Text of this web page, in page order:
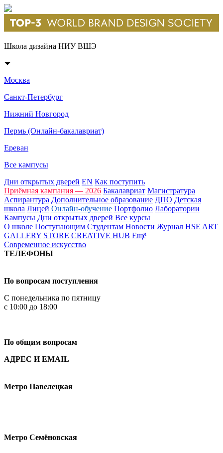
Школа дизайна НИУ ВШЭ
Москва
Санкт-Петербург
Нижний Новгород
Пермь (Онлайн-бакалавриат)
Ереван
Все кампусы
Дни открытых дверей EN Как поступить
Приёмная кампания — 2026 Бакалавриат Магистратура
Аспирантура Дополнительное образование ДПО Детская
школа Лицей Онлайн-обучение Портфолио Лаборатории
Кампусы Дни открытых дверей Все курсы
О школе Поступающим Студентам Новости Журнал HSE ART
GALLERY STORE CREATIVE HUB Ещё
Современное искусство
ТЕЛЕФОНЫ
По вопросам поступления
С понедельника по пятницу
с 10:00 до 18:00
По общим вопросам
АДРЕС И EMAIL
Метро Павелецкая
Метро Семёновская